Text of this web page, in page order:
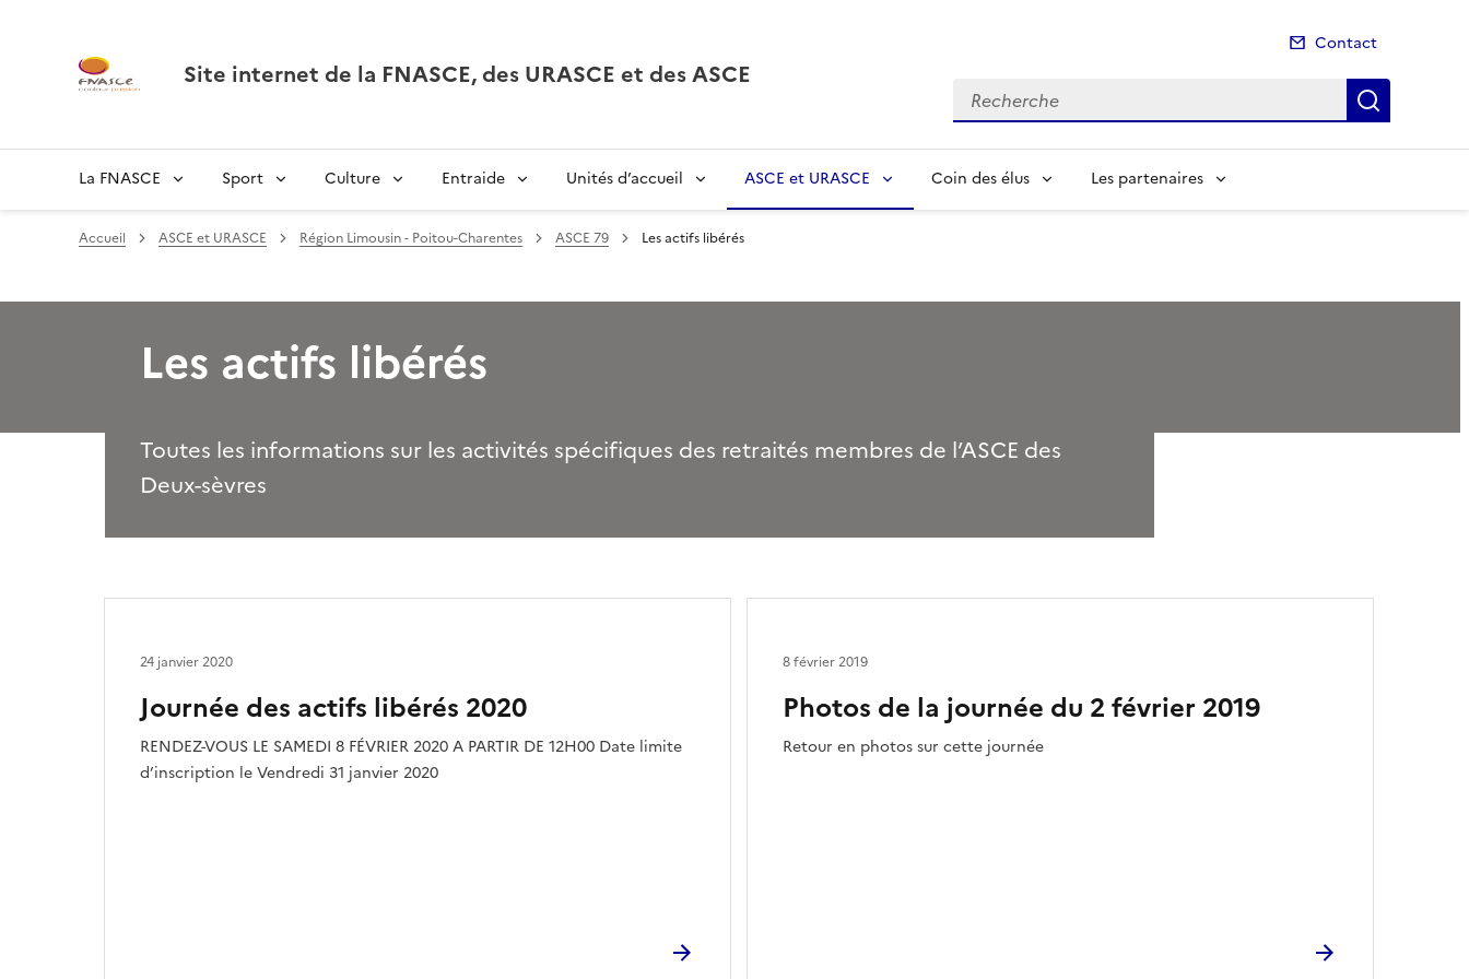
Site internet de la FNASCE, des URASCE et des ASCE
Contact
Recherche
La FNASCE Sport Culture Entraide Unités d’accueil ASCE et URASCE Coin des élus Les partenaires
Accueil ASCE et URASCE Région Limousin - Poitou-Charentes ASCE 79 Les actifs libérés
Les actifs libérés
Toutes les informations sur les activités spécifiques des retraités membres de l’ASCE des
Deux-sèvres
Journée des actifs libérés 2020
RENDEZ-VOUS LE SAMEDI 8 FÉVRIER 2020 A PARTIR DE 12H00 Date limite
d’inscription le Vendredi 31 janvier 2020
24 janvier 2020
Photos de la journée du 2 février 2019
Retour en photos sur cette journée
8 février 2019